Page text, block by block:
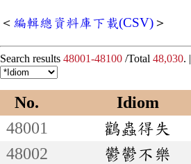
＜ 編輯總資料庫下載(CSV)＞
Search results 48001-48100 /Total 48,030. |
No. Idiom
48001
鸛蟲得失
48002
鬱鬱不樂